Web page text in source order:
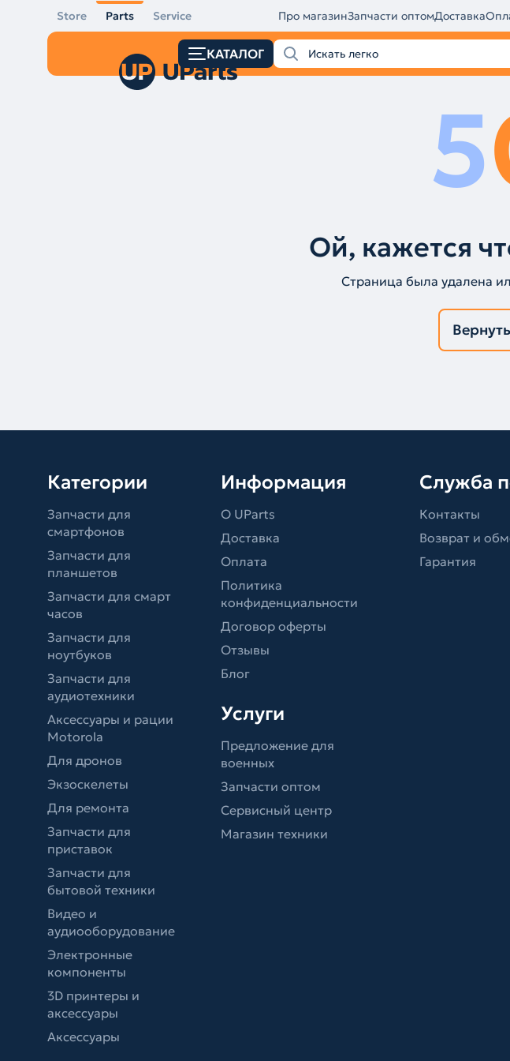
Store Parts Service Про магазинЗапчасти оптомДоставка
КАТАЛОГ
5
Ой, кажется
Страница была удалена
Категории
Запчасти для
смартфонов
Запчасти для
планшетов
Запчасти для смарт
часов
Запчасти для
ноутбуков
Запчасти для
аудиотехники
Аксессуары и рации
Motorola
Для дронов
Экзоскелеты
Для ремонта
Запчасти для
приставок
Запчасти для
бытовой техники
Видео и
аудиооборудование
Электронные
компоненты
3D принтеры и
аксессуары
Аксессуары
Информация
О UParts
Доставка
Оплата
Политика
конфиденциальности
Договор оферты
Отзывы
Блог
Услуги
Предложение для
военных
Запчасти оптом
Сервисный центр
Магазин техники
Служба
Контакты
Возврат и
Гарантия